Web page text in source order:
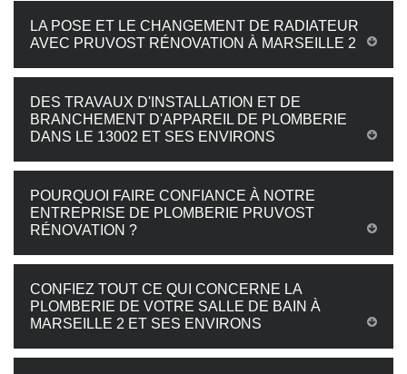
LA POSE ET LE CHANGEMENT DE RADIATEUR
AVEC PRUVOST RÉNOVATION À MARSEILLE 2
DES TRAVAUX D'INSTALLATION ET DE
BRANCHEMENT D'APPAREIL DE PLOMBERIE
DANS LE 13002 ET SES ENVIRONS
POURQUOI FAIRE CONFIANCE À NOTRE
ENTREPRISE DE PLOMBERIE PRUVOST
RÉNOVATION ?
CONFIEZ TOUT CE QUI CONCERNE LA
PLOMBERIE DE VOTRE SALLE DE BAIN À
MARSEILLE 2 ET SES ENVIRONS